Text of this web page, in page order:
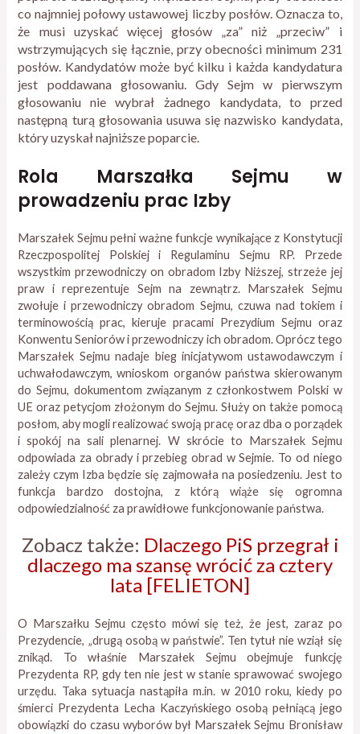
co najmniej połowy ustawowej liczby posłów. Oznacza to,
że musi uzyskać więcej głosów „za” niż „przeciw” i
wstrzymujących się łącznie, przy obecności minimum 231
posłów. Kandydatów może być kilku i każda kandydatura
jest poddawana głosowaniu. Gdy Sejm w pierwszym
głosowaniu nie wybrał żadnego kandydata, to przed
następną turą głosowania usuwa się nazwisko kandydata,
który uzyskał najniższe poparcie.
Rola Marszałka Sejmu w
prowadzeniu prac Izby
Marszałek Sejmu pełni ważne funkcje wynikające z Konstytucji
Rzeczpospolitej Polskiej i Regulaminu Sejmu RP. Przede
wszystkim przewodniczy on obradom Izby Niższej, strzeże jej
praw i reprezentuje Sejm na zewnątrz. Marszałek Sejmu
zwołuje i przewodniczy obradom Sejmu, czuwa nad tokiem i
terminowością prac, kieruje pracami Prezydium Sejmu oraz
Konwentu Seniorów i przewodniczy ich obradom. Oprócz tego
Marszałek Sejmu nadaje bieg inicjatywom ustawodawczym i
uchwałodawczym, wnioskom organów państwa skierowanym
do Sejmu, dokumentom związanym z członkostwem Polski w
UE oraz petycjom złożonym do Sejmu. Służy on także pomocą
posłom, aby mogli realizować swoją pracę oraz dba o porządek
i spokój na sali plenarnej. W skrócie to Marszałek Sejmu
odpowiada za obrady i przebieg obrad w Sejmie. To od niego
zależy czym Izba będzie się zajmowała na posiedzeniu. Jest to
funkcja bardzo dostojna, z którą wiąże się ogromna
odpowiedzialność za prawidłowe funkcjonowanie państwa.
Zobacz także: Dlaczego PiS przegrał i
dlaczego ma szansę wrócić za cztery
lata [FELIETON]
O Marszałku Sejmu często mówi się też, że jest, zaraz po
Prezydencie, „drugą osobą w państwie”. Ten tytuł nie wziął się
znikąd. To właśnie Marszałek Sejmu obejmuje funkcję
Prezydenta RP, gdy ten nie jest w stanie sprawować swojego
urzędu. Taka sytuacja nastąpiła m.in. w 2010 roku, kiedy po
śmierci Prezydenta Lecha Kaczyńskiego osobą pełniącą jego
obowiązki do czasu wyborów był Marszałek Sejmu Bronisław